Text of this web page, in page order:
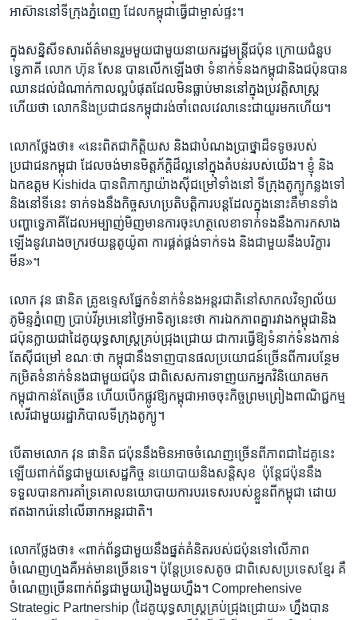
អាស៊ាន​នៅ​ទីក្រុង​ភ្នំពេញ ​ដែល​កម្ពុជា​ធ្វើ​ជា​ម្ចាស់​ផ្ទះ។​
​ក្នុង​សន្និសីទ​សារ​ព័ត៌មាន​រួម​មួយ​ជាមួយ​នាយក​រដ្ឋមន្ត្រី​ជប៉ុន​ ក្រោយ​ជំនួប​
ទ្វេភាគី ​លោក​ ហ៊ុន សែន​ បាន​លើក​ឡើង​ថា​ ទំនាក់​ទំនង​កម្ពុជា​និង​ជប៉ុន​បាន​
ឈាន​ដល់​ដំណាក់​កាលល្អ​បំផុត​ដែល​មិន​ធ្លាប់​មាន​នៅ​ក្នុង​ប្រវត្តិ​សាស្ត្រ​
ហើយ​ថា​ លោក​និង​ប្រជាជន​កម្ពុជា​រង់​ចាំ​ពេល​វេលា​នេះ​ជា​យូរ​មក​ហើយ។​
លោក​ថ្លែង​ថា៖​ «នេះ​ពិត​ជា​កិត្តិ​យស​ និង​ជា​បំណង​ប្រាថ្នា​ដ៏​ទទូច​របស់​
ប្រជាជន​កម្ពុជា​ ដែល​ចង់​មាន​មិត្ត​ភ័ក្តិ​ដ៏ល្អ​នៅ​ក្នុង​តំបន់​របស់​យើង។​ ខ្ញុំ​ និង​
ឯក​ឧត្តម ​Kishida ​បាន​ពិភាក្សា​យ៉ាង​ស៊ី​ជម្រៅទាំង​នៅ ​ទីក្រុង​តូក្យូ​កន្លង​ទៅ​
និង​នៅ​ទីនេះ​ ទាក់​ទង​នឹង​កិច្ច​សហ​ប្រតិបត្តិ​ការ​បន្ត​ដែល​ក្នុង​នោះ​គឺ​មាន​ទាំង​
បញ្ហា​ទ្វេ​ភាគី​ដែល​អម្បាញ់​មិញ​មាន​ការ​ចុះ​ហត្ថ​លេខា​ទាក់ទង​នឹង​ការ​កសាង​
ឡើង​នូវ​រោងចក្រ​រថយន្ត​តូយ៉ូតា ​ការ​ផ្គត់ផ្គង់​ទាក់ទង​ និង​ជាមួយ​នឹង​បរិក្ខារ​
មីន»។​
លោក វុន ផានិត ​គ្រូ​ឧទ្ទេស​ផ្នែក​ទំនាក់​ទំនង​អន្តរជាតិ​នៅ​សាកល​វិទ្យាល័យ​
ភូមិន្ទ​ភ្នំពេញ ​ប្រាប់​វីអូអេ​នៅ​ថ្ងៃ​អាទិត្យ​នេះ​ថា ​ការ​ឯក​ភាព​គ្នា​រវាង​កម្ពុជា​និង​
ជប៉ុនក្លាយ​ជា​ដៃគូ​យុទ្ធ​សាស្ត្រ​គ្រប់ជ្រុង​ជ្រោយ​ ជា​ការ​ធ្វើ​ឱ្យ​ទំនាក់​ទំនង​កាន់​
តែ​ស៊ី​ជម្រៅ ​ខណៈ​ថា​ កម្ពុជា​នឹង​ទាញ​បាន​ផល​ប្រយោជន៍​ច្រើន​ពី​ការ​បន្ថែម​
កម្រិត​ទំនាក់​ទំនង​ជាមួយ​ជប៉ុន ​ជាពិសេស​ការ​ទាញ​យក​អ្នក​វិនិយោគ​មក​
កម្ពុជា​កាន់​តែ​ច្រើន​ ហើយ​បើក​ផ្លូវ​ឱ្យ​កម្ពុជា​អាច​ចុះ​កិច្ច​ព្រម​ព្រៀង​ពាណិជ្ជ​កម្ម​
សេរី​ជាមួយ​រដ្ឋាភិបាលទីក្រុង​តូក្យូ។​
បើ​តាម​លោក​ វុន ផានិត​ ជប៉ុន​នឹង​មិន​អាច​ចំណេញ​ច្រើន​ពី​ភាព​ជា​ដៃ​គូ​នេះ​
ឡើយ​ពាក់​ព័ន្ធ​ជាមួយ​សេដ្ឋ​កិច្ច ​នយោបាយ​និង​សន្តិ​សុខ ​ ប៉ុន្តែ​ជប៉ុន​នឹង​
ទទួល​បាន​ការ​គាំទ្រ​គោល​នយោបាយ​ការ​បរទេស​របស់​ខ្លួន​ពី​កម្ពុជា ​ដោយ​
ឥត​ងាក​រ៉េ​នៅ​លើ​ឆាក​អន្តរ​ជាតិ។​
លោក​ថ្លែង​ថា៖​ «ពាក់ព័ន្ធ​ជា​មួយ​នឹង​ផ្នត់​គំនិត​របស់​ជប៉ុន​ទៅ​លើ​ភាព​
ចំណេញ​ហ្មង​គឺ​អត់​មាន​ច្រើន​ទេ។ ​ប៉ុន្តែ​ប្រទេស​តូច ​ជាពិសេស​ប្រទេស​ខ្មែរ​ គឺ​
ចំណេញ​ច្រើន​ពាក់​ព័ន្ធ​ជាមួយ​រឿង​មួយ​ហ្នឹង។​ Comprehensive
Strategic Partnership​ (ដៃ​គូ​យុទ្ធ​សាស្ត្រ​គ្រប់​ជ្រុង​ជ្រោយ»​ ហ្នឹង​បាន​